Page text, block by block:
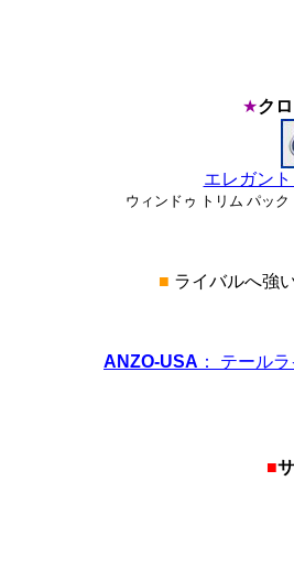
★ク
エレガン
ウィンドゥ トリム パッ
■ ライバルへ強
ANZO-USA ： テール
■